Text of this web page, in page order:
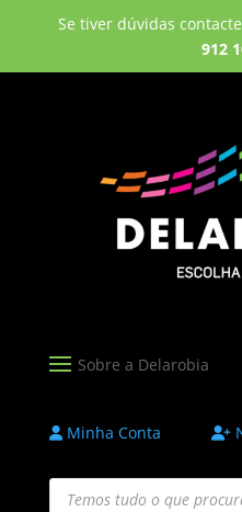
Se tiver dúvidas
912
Minha Conta
Products
search